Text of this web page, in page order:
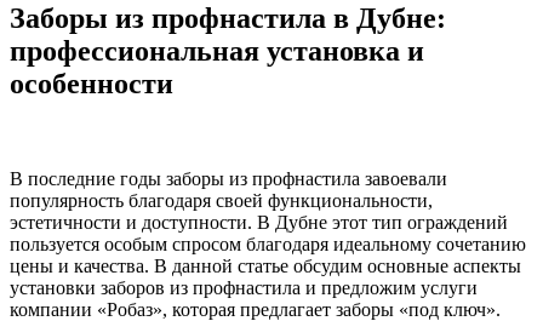
Заборы из профнастила в Дубне:
профессиональная установка и
особенности
В последние годы заборы из профнастила завоевали
популярность благодаря своей функциональности,
эстетичности и доступности. В Дубне этот тип ограждений
пользуется особым спросом благодаря идеальному сочетанию
цены и качества. В данной статье обсудим основные аспекты
установки заборов из профнастила и предложим услуги
компании «Робаз», которая предлагает заборы «под ключ».